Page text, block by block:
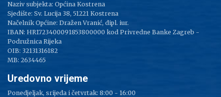
Naziv subjekta: Općina Kostrena
Sjedište: Sv. Lucija 38, 51221 Kostrena
Načelnik Općine: Dražen Vranić, dipl. iur.
IBAN: HR1723400091853800000 kod Privredne Banke Zagreb -
Podružnica Rijeka
OIB: 32131316182
MB: 2634465
Uredovno vrijeme
Ponedjeljak, srijeda i četvrtak: 8:00 - 16:00